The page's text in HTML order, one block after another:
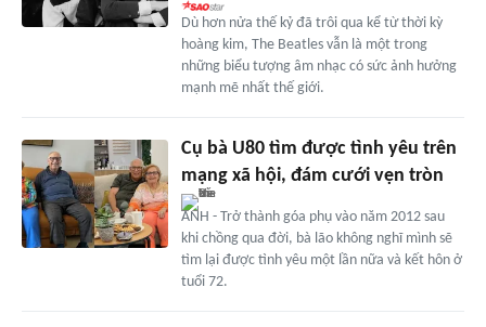
Dù hơn nửa thế kỷ đã trôi qua kể từ thời kỳ
hoàng kim, The Beatles vẫn là một trong
những biểu tượng âm nhạc có sức ảnh hưởng
mạnh mẽ nhất thế giới.
Cụ bà U80 tìm được tình yêu trên
mạng xã hội, đám cưới vẹn tròn
ANH - Trở thành góa phụ vào năm 2012 sau
khi chồng qua đời, bà lão không nghĩ mình sẽ
tìm lại được tình yêu một lần nữa và kết hôn ở
tuổi 72.